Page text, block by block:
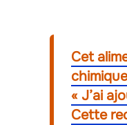
Cet
« J’ai
Cette